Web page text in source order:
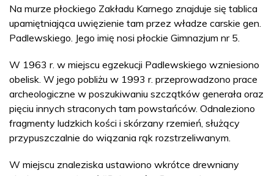
Na murze płockiego Zakładu Karnego znajduje się tablica
upamiętniająca uwięzienie tam przez władze carskie gen.
Padlewskiego. Jego imię nosi płockie Gimnazjum nr 5.
W 1963 r. w miejscu egzekucji Padlewskiego wzniesiono
obelisk. W jego pobliżu w 1993 r. przeprowadzono prace
archeologiczne w poszukiwaniu szczątków generała oraz
pięciu innych straconych tam powstańców. Odnaleziono
fragmenty ludzkich kości i skórzany rzemień, służący
przypuszczalnie do wiązania rąk rozstrzeliwanym.
W miejscu znaleziska ustawiono wkrótce drewniany